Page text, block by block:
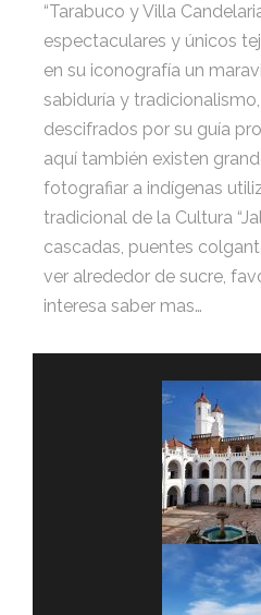
“Tarabuco y Villa
espectaculares y únicos
en su iconografía un
sabiduría y
descifrados por su guía
aquí también existen
fotografiar a indígenas
tradicional de la Cultura
cascadas, puentes
ver alrededor de sucre,
interesa saber mas…